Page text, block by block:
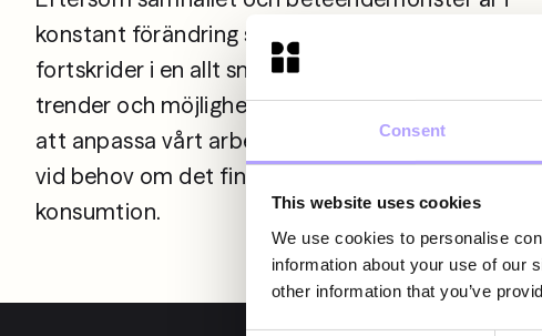
Consent
This website uses cookies
We use cookies to personalise
information about your use of our
other information that you’ve
konstant förändring samt då den digitala
fortskrider i en allt snabbare takt bevakar vi alltid
trender och möjligheter. Vi behöver därför vara
att anpassa vårt arbetssätt eller justera våra
vid behov om det finns bättre sätt att nå en hållbar